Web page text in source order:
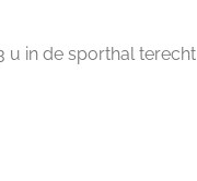
u in de sporthal terecht